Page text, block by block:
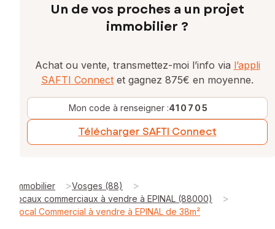
Un de vos proches a un projet
immobilier ?
Achat ou vente, transmettez-moi l’info via l’appli
SAFTI Connect et gagnez 875€ en moyenne.
Mon code à renseigner :410705
Télécharger SAFTI Connect
Immobilier >Vosges (88) >
locaux commerciaux à vendre à EPINAL (88000) >
Local Commercial à vendre à EPINAL de 38m²